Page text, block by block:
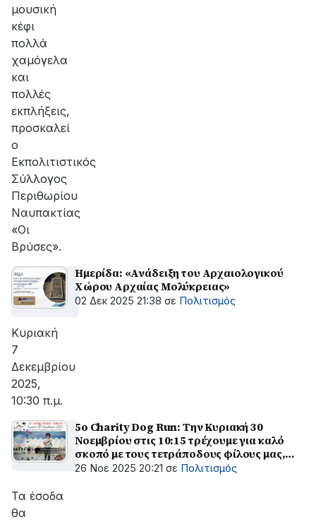
μουσική
κέφι
πολλά
χαμόγελα
και
πολλές
εκπλήξεις,
προσκαλεί
ο
Εκπολιτιστικός
Σύλλογος
Περιθωρίου
Ναυπακτίας
«Οι
Βρύσες».
Ημερίδα: «Ανάδειξη του Αρχαιολογικού
Χώρου Αρχαίας Μολύκρειας»
02 Δεκ 2025 21:38 σε Πολιτισμός
Κυριακή
7
Δεκεμβρίου
2025,
10:30 π.μ.
5o Charity Dog Run: Την Κυριακή 30
Νοεμβρίου στις 10:15 τρέχουμε για καλό
σκοπό με τους τετράποδους φίλους μας,
εντελώς δωρεάν
26 Νοε 2025 20:21 σε Πολιτισμός
Τα έσοδα
θα